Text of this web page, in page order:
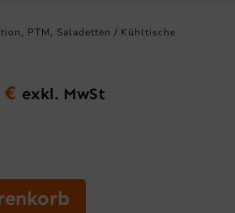
, PTM , Saladetten / Kühltische
€
€ Aktueller
3.471,28 €.
exkl. MwSt